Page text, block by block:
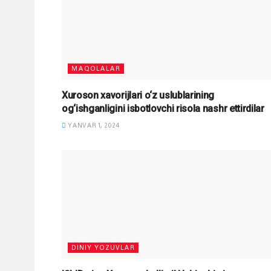
MAQOLALAR
Xuroson xavorijlari o‘z uslublarining
og‘ishganligini isbotlovchi risola nashr ettirdilar
YANVAR 1, 2024
DINIY YOZUVLAR